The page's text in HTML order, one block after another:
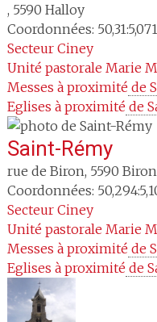
, 5590 Halloy
Coordonnées: 50,31:5,071
Secteur Ciney
Unité pastorale Marie
Messes à proximité de
Eglises à proximité de
Saint-Rémy
rue de Biron, 5590 Biron
Coordonnées:
Secteur Ciney
Unité pastorale Marie
Messes à proximité de
Eglises à proximité de